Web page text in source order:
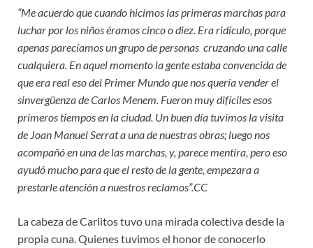
“Me acuerdo que cuando hicimos las primeras marchas para
luchar por los niños éramos cinco o diez. Era ridículo, porque
apenas parecíamos un grupo de personas cruzando una calle
cualquiera. En aquel momento la gente estaba convencida de
que era real eso del Primer Mundo que nos quería vender el
sinvergüenza de Carlos Menem. Fueron muy difíciles esos
primeros tiempos en la ciudad. Un buen día tuvimos la visita
de Joan Manuel Serrat a una de nuestras obras; luego nos
acompañó en una de las marchas, y, parece mentira, pero eso
ayudó mucho para que el resto de la gente, empezara a
prestarle atención a nuestros reclamos”.CC
La cabeza de Carlitos tuvo una mirada colectiva desde la
propia cuna. Quienes tuvimos el honor de conocerlo